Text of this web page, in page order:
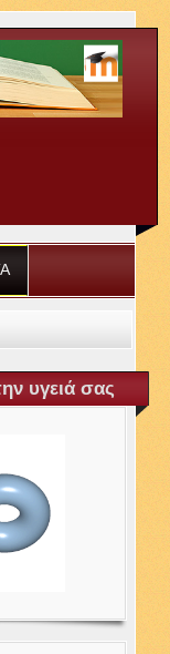
υγειά σας